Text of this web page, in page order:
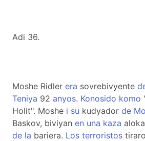
Adi 36.
Moshe Ridler era sovrebivyente
Teniya 92 anyos. Konosido komo
Holit". Moshe i su kudyador de
Baskov, biviyan en una kaza
de la bariera. Los terroristos